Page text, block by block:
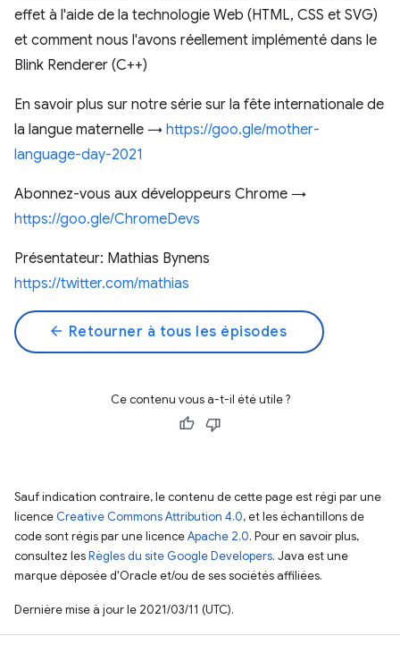
effet à l'aide de la technologie Web (HTML, CSS et SVG)
et comment nous l'avons réellement implémenté dans le
Blink Renderer (C++)
En savoir plus sur notre série sur la fête internationale de
la langue maternelle → https://goo.gle/mother-
language-day-2021
Abonnez-vous aux développeurs Chrome →
https://goo.gle/ChromeDevs
Présentateur: Mathias Bynens
https://twitter.com/mathias​
arrow_back Retourner à tous les épisodes
Ce contenu vous a-t-il été utile ?
Sauf indication contraire, le contenu de cette page est régi par une
licence Creative Commons Attribution 4.0, et les échantillons de
code sont régis par une licenceApache 2.0. Pour en savoir plus,
consultez lesRègles du site Google Developers. Java est une
marque déposée d'Oracle et/ou de ses sociétés affiliées.
Dernière mise à jour le 2021/03/11 (UTC).